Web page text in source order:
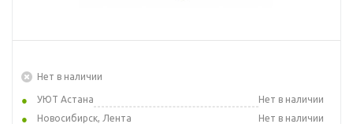
Нет в наличии
УЮТ Астана
Нет в наличии
Новосибирск, Лента
Нет в наличии